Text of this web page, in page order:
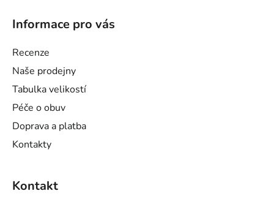
Informace pro vás
Recenze
Naše prodejny
Tabulka velikostí
Péče o obuv
Doprava a platba
Kontakty
Kontakt